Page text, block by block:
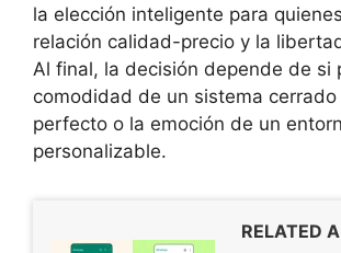
la elección inteligente para
relación calidad-precio y la
Al final, la decisión depende de si
comodidad de un sistema cerrado
perfecto o la emoción de un
personalizable.
RELATED